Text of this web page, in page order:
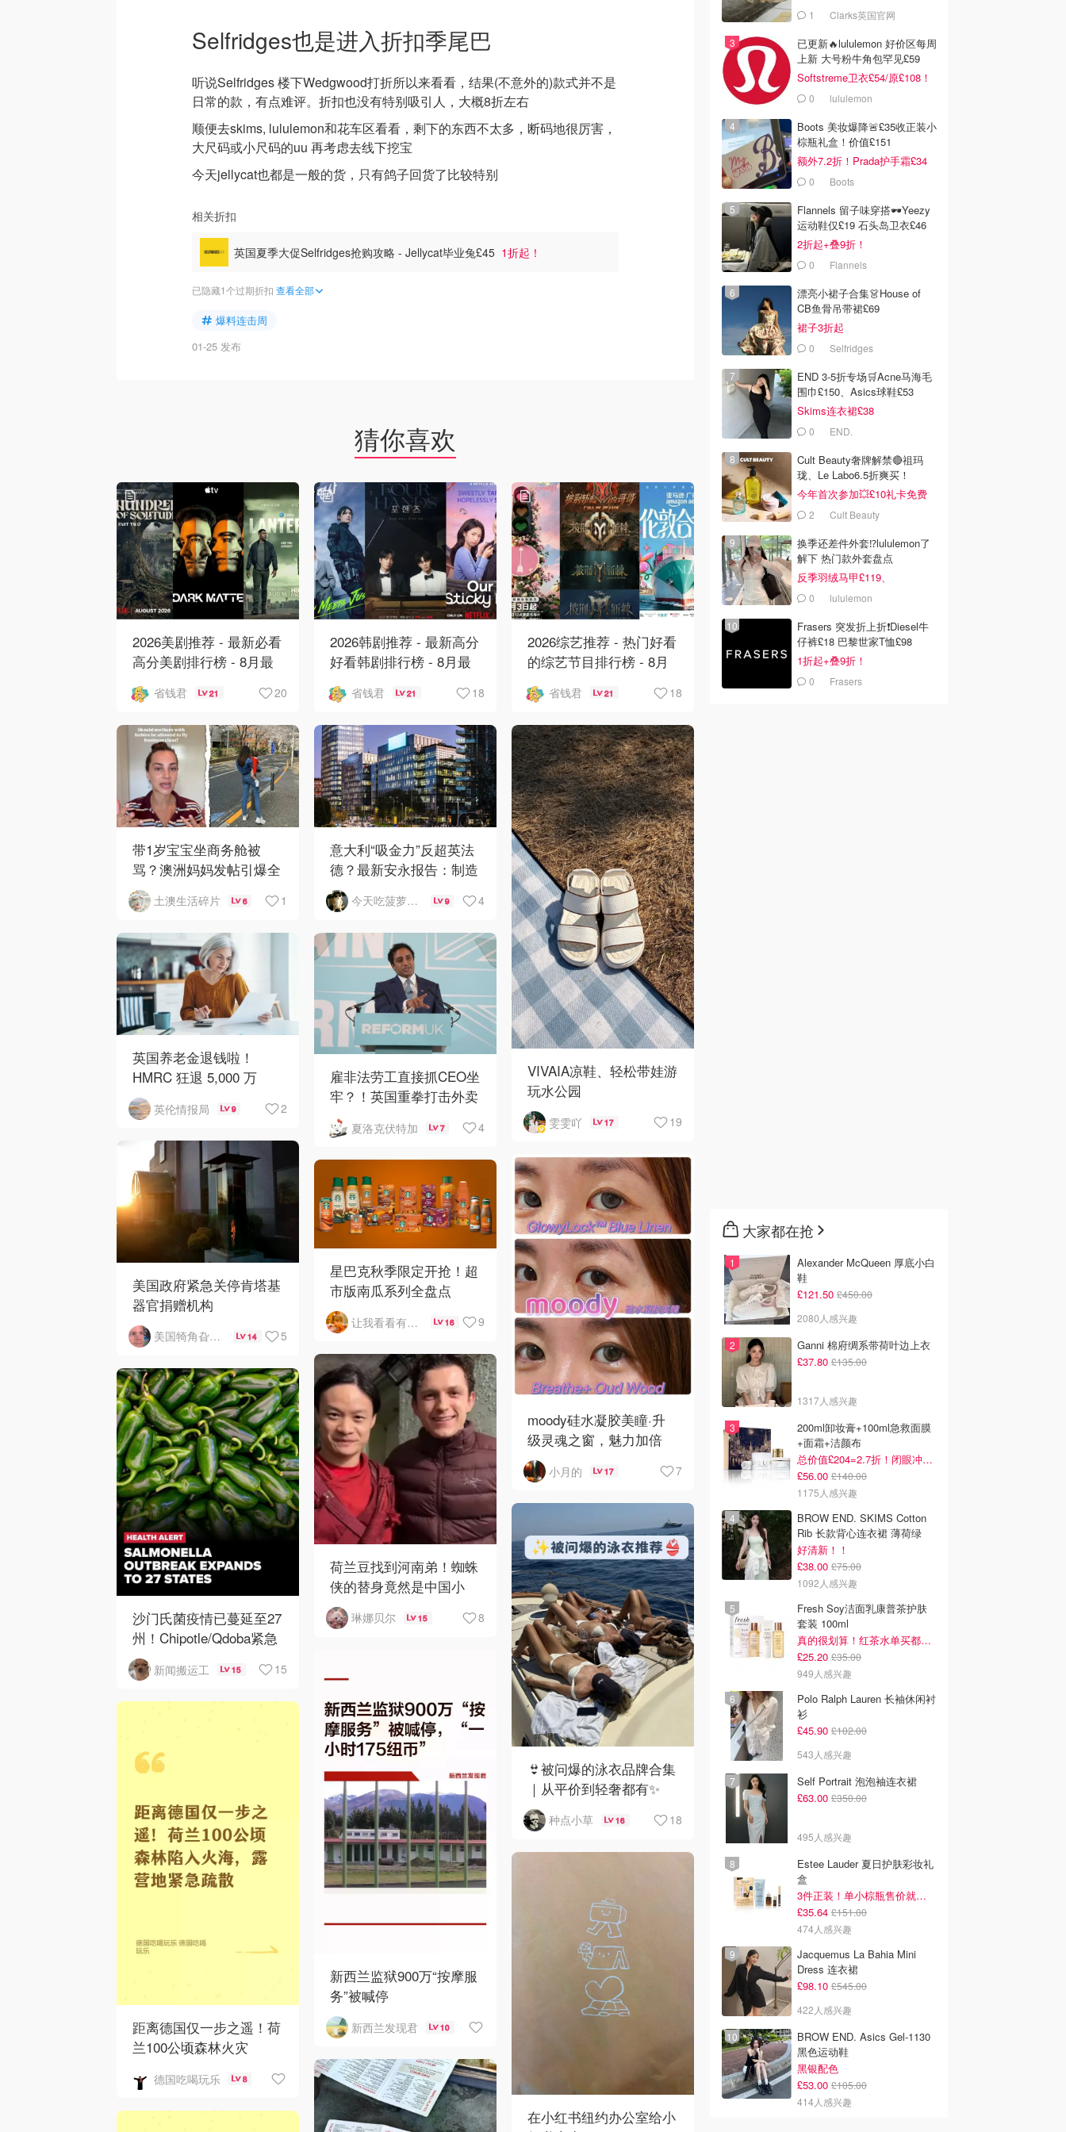
Selfridges也是进入折扣季尾巴
听说Selfridges 楼下Wedgwood打折所以来看看，结果(不意外的)款式并不是
日常的款，有点难评。折扣也没有特别吸引人，大概8折左右
顺便去skims, lululemon和花车区看看，剩下的东西不太多，断码地很厉害，
大尺码或小尺码的uu 再考虑去线下挖宝
今天jellycat也都是一般的货，只有鸽子回货了比较特别
相关折扣
英国夏季大促Selfridges抢购攻略 - Jellycat毕业兔£45 1折起！
已隐藏1个过期折扣 查看全部
爆料连击周
01-25 发布
猜你喜欢
2026美剧推荐 - 最新必看
高分美剧排行榜 - 8月最
回归！
省钱君 21 20
2026韩剧推荐 - 最新高分
好看韩剧排行榜 - 8月最
爱 》上线❣️
省钱君 21 18
2026综艺推荐 - 热门好看
的综艺节目排行榜 - 8月
归啦省钱君 21 18
带1岁宝宝坐商务舱被
骂？澳洲妈妈发帖引爆全
网争议
土澳生活碎片 6 1
意大利“吸金力”反超英法
德？最新安永报告：制造
业与AI成投资新宠！
今天吃菠萝披萨了吗 9 4
VIVAIA凉鞋、轻松带娃游
玩水公园
雯雯吖 17 19
英国养老金退钱啦！
HMRC 狂退 5,000 万
镑，人均可领 £4,000！
英伦情报局 9 2
雇非法劳工直接抓CEO坐
牢？！英国重拳打击外卖
平台黑工
夏洛克伏特加 7 4
美国政府紧急关停肯塔基
器官捐赠机构
美国犄角旮旯新鲜事 14 5
moody硅水凝胶美瞳·升
级灵魂之窗，魅力加倍
小月的 17 7
星巴克秋季限定开抢！超
市版南瓜系列全盘点
让我看看有啥好吃的 16 9
荷兰豆找到河南弟！蜘蛛
侠的替身竟然是中国小
哥？！
琳娜贝尔 15 8
沙门氏菌疫情已蔓延至27
州！Chipotle/Qdoba紧急
下架辣椒
新闻搬运工 15 15
👙被问爆的泳衣品牌合集
｜从平价到轻奢都有✨
种点小草 16 18
新西兰监狱900万“按摩服
务”被喊停
新西兰发现君 10
距离德国仅一步之遥！荷
兰100公顷森林火灾
德国吃喝玩乐 8
在小红书纽约办公室给小
服！1 Clarks英国官网
已更新🔥lululemon 好价区每周
上新 大号粉牛角包罕见£59
Softstreme卫衣£54/原£108！
0 lululemon
Boots 美妆爆降🚨£35收正装小
棕瓶礼盒！价值£151
额外7.2折！Prada护手霜£34
0 Boots
Flannels 留子味穿搭🕶️Yeezy
运动鞋仅£19 石头岛卫衣£46
2折起+叠9折！
0 Flannels
漂亮小裙子合集👗House of
CB鱼骨吊带裙£69
裙子3折起
0 Selfridges
END 3-5折专场🛒Acne马海毛
围巾£150、Asics球鞋£53
Skims连衣裙£38
0 END.
Cult Beauty奢牌解禁🔴祖玛
珑、Le Labo6.5折爽买！
今年首次参加💥£10礼卡免费
拿 2 Cult Beauty
换季还差件外套⁉️lululemon了
解下 热门款外套盘点
反季羽绒马甲£119、
Define£84
0 lululemon
Frasers 突发折上折❗️Diesel牛
仔裤£18 巴黎世家T恤£98
1折起+叠9折！
0 Frasers
大家都在抢
Alexander McQueen 厚底小白
鞋
£121.50 £450.00
2080人感兴趣
Ganni 棉府绸系带荷叶边上衣
£37.80 £135.00
1317人感兴趣
200ml卸妆膏+100ml急救面膜
+面霜+洁颜布
总价值£204=2.7折！闭眼冲这套！
£56.00 £140.00
1175人感兴趣
BROW END. SKIMS Cotton
Rib 长款背心连衣裙 薄荷绿
好清新！！
£38.00 £75.00
1092人感兴趣
Fresh Soy洁面乳康普茶护肤
套装 100ml
真的很划算！红茶水单买都要£35！
£25.20 £35.00
949人感兴趣
Polo Ralph Lauren 长袖休闲衬
衫
£45.90 £102.00
543人感兴趣
Self Portrait 泡泡袖连衣裙
£63.00 £350.00
495人感兴趣
Estee Lauder 夏日护肤彩妆礼
盒
3件正装！单小棕瓶售价就要£65！
£35.64 £151.00
474人感兴趣
Jacquemus La Bahia Mini
Dress 连衣裙
£98.10 £545.00
422人感兴趣
BROW END. Asics Gel-1130
黑色运动鞋
黑银配色
£53.00 £105.00
414人感兴趣